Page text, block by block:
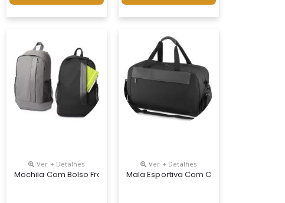
Ver + Detalhes
Mochila Com Bolso Frontal
Ver + Detalhes
Mala Esportiva Com Compartimento